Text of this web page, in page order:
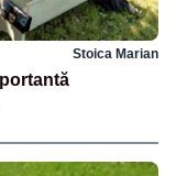
Stoica Marian